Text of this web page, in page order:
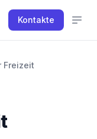
Kontakte
Freizeit